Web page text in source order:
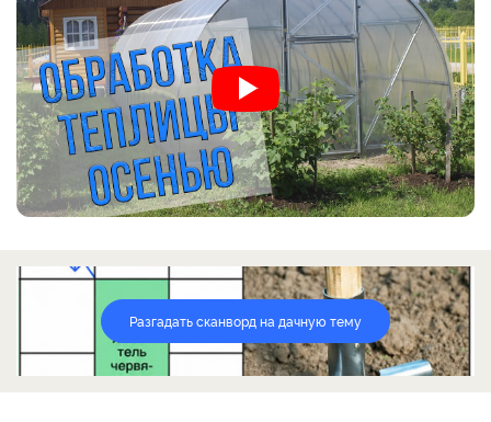
Разгадать сканворд на дачную тему